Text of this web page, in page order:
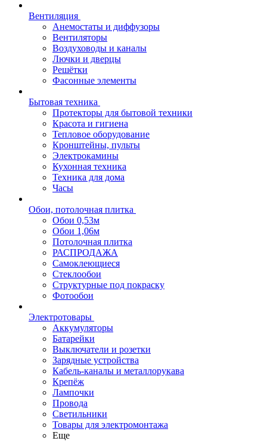
Вентиляция
Анемостаты и диффузоры
Вентиляторы
Воздуховоды и каналы
Лючки и дверцы
Решётки
Фасонные элементы
Бытовая техника
Протекторы для бытовой техники
Красота и гигиена
Тепловое оборудование
Кронштейны, пульты
Электрокамины
Кухонная техника
Техника для дома
Часы
Обои, потолочная плитка
Обои 0,53м
Обои 1,06м
Потолочная плитка
РАСПРОДАЖА
Самоклеющиеся
Стеклообои
Структурные под покраску
Фотообои
Электротовары
Аккумуляторы
Батарейки
Выключатели и розетки
Зарядные устройства
Кабель-каналы и металлорукава
Крепёж
Лампочки
Провода
Светильники
Товары для электромонтажа
Еще